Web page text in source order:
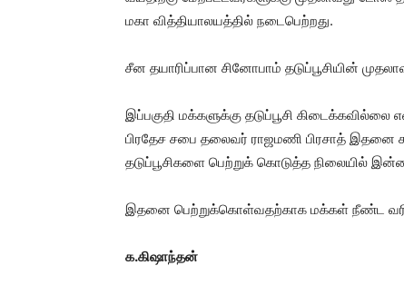
மகா வித்தியாலயத்தில் நடைபெற்றது.
சீன தயாரிப்பான சினோபாம் தடுப்பூசியின்
இப்பகுதி மக்களுக்கு தடுப்பூசி
பிரதேச சபை தலைவர் ராஜமணி பிரசாத் இதனை
தடுப்பூசிகளை பெற்றுக் கொடுத்த நிலையில்
இதனை பெற்றுக்கொள்வதற்காக மக்கள் நீண்ட
க.கிஷாந்தன்